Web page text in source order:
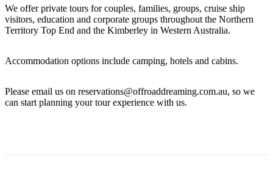
up
We offer private tours for couples, families, groups, cruise ship
visitors, education and corporate groups throughout the Northern
Territory Top End and the Kimberley in Western Australia.
Accommodation options include camping, hotels and cabins.
Please email us on reservations@offroaddreaming.com.au, so we
can start planning your tour experience with us.